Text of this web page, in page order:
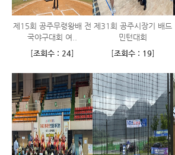
제15회 공주무령왕배 전
국야구대회 여..
[조회수 : 24]
제31회 공주시장기 배드
민턴대회
[조회수 : 19]